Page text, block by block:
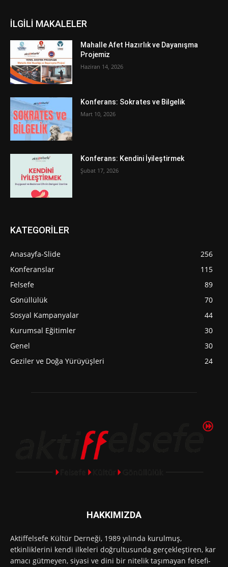
İLGİLİ MAKALELER
Mahalle Afet Hazırlık ve Dayanışma
Projemiz
Haziran 14, 2026
Konferans: Sokrates ve Bilgelik
Mart 10, 2026
Konferans: Kendini İyileştirmek
Şubat 17, 2026
KATEGORİLER
Anasayfa-Slide
256
Konferanslar
115
Felsefe
89
Gönüllülük
70
Sosyal Kampanyalar
44
Kurumsal Eğitimler
30
Genel
30
Geziler ve Doğa Yürüyüşleri
24
HAKKIMIZDA
Aktiffelsefe Kültür Derneği, 1989 yılında kurulmuş,
etkinliklerini kendi ilkeleri doğrultusunda gerçekleştiren, kar
amacı gütmeyen, siyasi ve dini bir nitelik taşımayan felsefi-